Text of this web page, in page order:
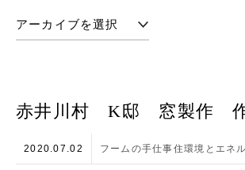
赤井川村 K邸 窓製作 作
2020.07.02 フームの手仕事住環境とエネ